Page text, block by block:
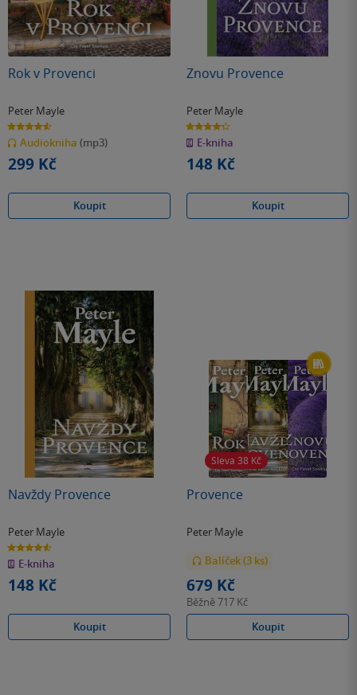
Rok v Provenci
Peter Mayle
4.6
z
5
hvězdiček
Audiokniha (mp3)
299 Kč
Koupit
Znovu Provence
Peter Mayle
4.3
z
5
hvězdiček
E-kniha
148 Kč
Koupit
Navždy Provence
Peter Mayle
4.6
z
5
hvězdiček
E-kniha
148 Kč
Koupit
Sleva 38 Kč
Provence
Peter Mayle
Balíček (3 ks)
679 Kč
Běžně717 Kč
Koupit